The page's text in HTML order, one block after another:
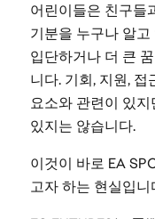
어린이들은 친구들
기분을 누구나 알
입단하거나 더 큰
니다. 기회, 지원,
요소와 관련이 있
있지는 않습니다.
이것이 바로 EA
고자 하는 현실입니